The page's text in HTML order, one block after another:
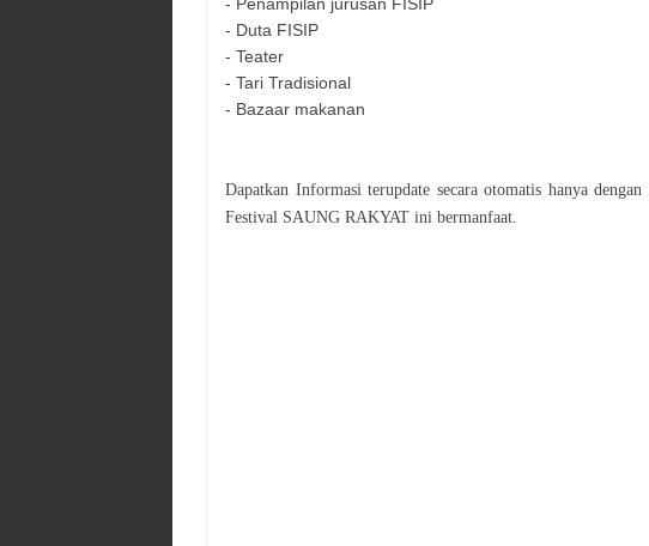
- Duta FISIP
- Teater
- Tari Tradisional
- Bazaar makanan
Dapatkan Informasi terupdate secara otomatis hanya
Festival SAUNG RAKYAT ini bermanfaat.